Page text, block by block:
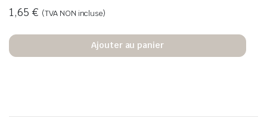
1,65 € (TVA NON incluse)
Ajouter au panier